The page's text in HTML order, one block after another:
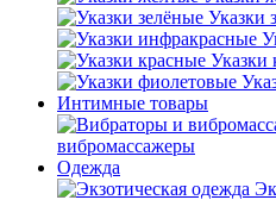
Указки
Указки
Интимные товары
вибромассажеры
Одежда